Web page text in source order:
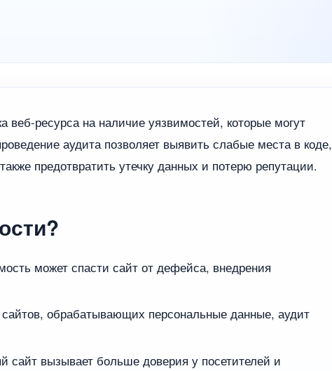
веб-ресурса на наличие уязвимостей, которые могут
аудита позволяет выявить слабые места в коде,
предотвратить утечку данных и потерю репутации.
может спасти сайт от дефейса, внедрения
обрабатывающих персональные данные, аудит
сайт вызывает больше доверия у посетителей и